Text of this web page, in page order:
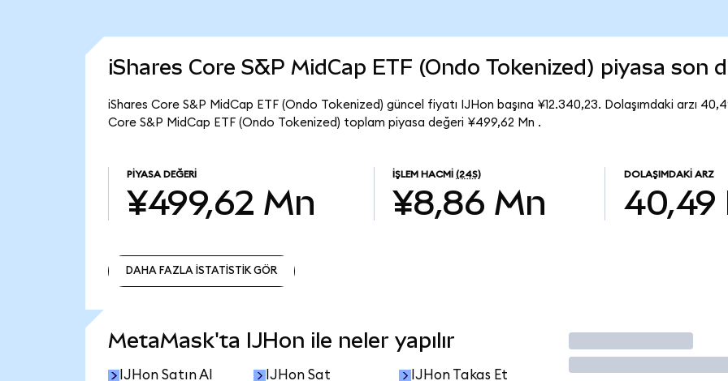
iShares Core S&P MidCap ETF (Ondo Tokenized) piyasa son
iShares Core S&P MidCap ETF (Ondo Tokenized) güncel fiyatı IJHon başına ¥12.340,23. Dolaşımdaki arzı
Core S&P MidCap ETF (Ondo Tokenized) toplam piyasa değeri ¥499,62 Mn .
PIYASA DEĞERI
¥499,62 Mn
İŞLEM HACMI (24S)
¥8,86 Mn
DOLAŞIMDAKI ARZ
40,49
DAHA FAZLA İSTATİSTİK GÖR
MetaMask'ta IJHon ile neler yapılır
IJHon Satın Al IJHon Sat IJHon Takas Et
İşlem Yap